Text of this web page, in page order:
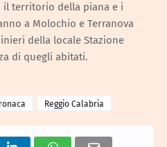
territorio della piana e i
a Molochio e Terranova
della locale Stazione
di quegli abitati.
Reggio Calabria